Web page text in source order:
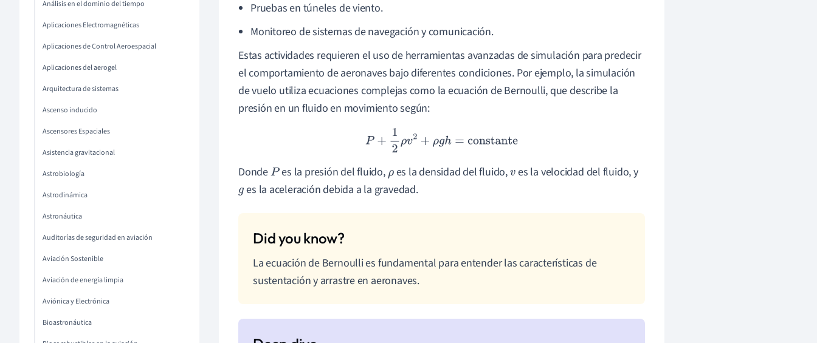
Análisis en el dominio del tiempo
Aplicaciones Electromagnéticas
Aplicaciones de Control Aeroespacial
Aplicaciones del aerogel
Arquitectura de sistemas
Ascenso inducido
Ascensores Espaciales
Asistencia gravitacional
Astrobiología
Astrodinámica
Astronáutica
Auditorías de seguridad en aviación
Aviación Sostenible
Aviación de energía limpia
Aviónica y Electrónica
Bioastronáutica
Pruebas en túneles de viento.
Monitoreo de sistemas de navegación y comunicación.
Estas actividades requieren el uso de herramientas avanzadas de simulación para predecir
el comportamiento de aeronaves bajo diferentes condiciones. Por ejemplo, la simulación
de vuelo utiliza ecuaciones complejas como la ecuación de Bernoulli, que describe la
presión en un fluido en movimiento según:
P+12ρv 2+ ρgh= constante
DondeP es la presión del fluido,ρes la densidad del fluido,v es la velocidad del fluido, y
ges la aceleración debida a la gravedad.
La ecuación de Bernoulli es fundamental para entender las características de
sustentación y arrastre en aeronaves.